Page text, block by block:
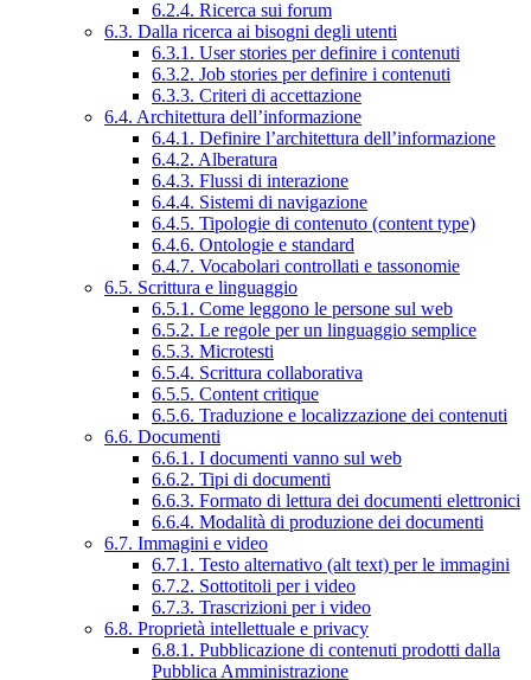
6.2.4. Ricerca sui forum
6.3. Dalla ricerca ai bisogni degli utenti
6.3.1. User stories per definire i contenuti
6.3.2. Job stories per definire i contenuti
6.3.3. Criteri di accettazione
6.4. Architettura dell’informazione
6.4.1. Definire l’architettura dell’informazione
6.4.2. Alberatura
6.4.3. Flussi di interazione
6.4.4. Sistemi di navigazione
6.4.5. Tipologie di contenuto (content type)
6.4.6. Ontologie e standard
6.4.7. Vocabolari controllati e tassonomie
6.5. Scrittura e linguaggio
6.5.1. Come leggono le persone sul web
6.5.2. Le regole per un linguaggio semplice
6.5.3. Microtesti
6.5.4. Scrittura collaborativa
6.5.5. Content critique
6.5.6. Traduzione e localizzazione dei contenuti
6.6. Documenti
6.6.1. I documenti vanno sul web
6.6.2. Tipi di documenti
6.6.3. Formato di lettura dei documenti elettronici
6.6.4. Modalità di produzione dei documenti
6.7. Immagini e video
6.7.1. Testo alternativo (alt text) per le immagini
6.7.2. Sottotitoli per i video
6.7.3. Trascrizioni per i video
6.8. Proprietà intellettuale e privacy
6.8.1. Pubblicazione di contenuti prodotti dalla
Pubblica Amministrazione